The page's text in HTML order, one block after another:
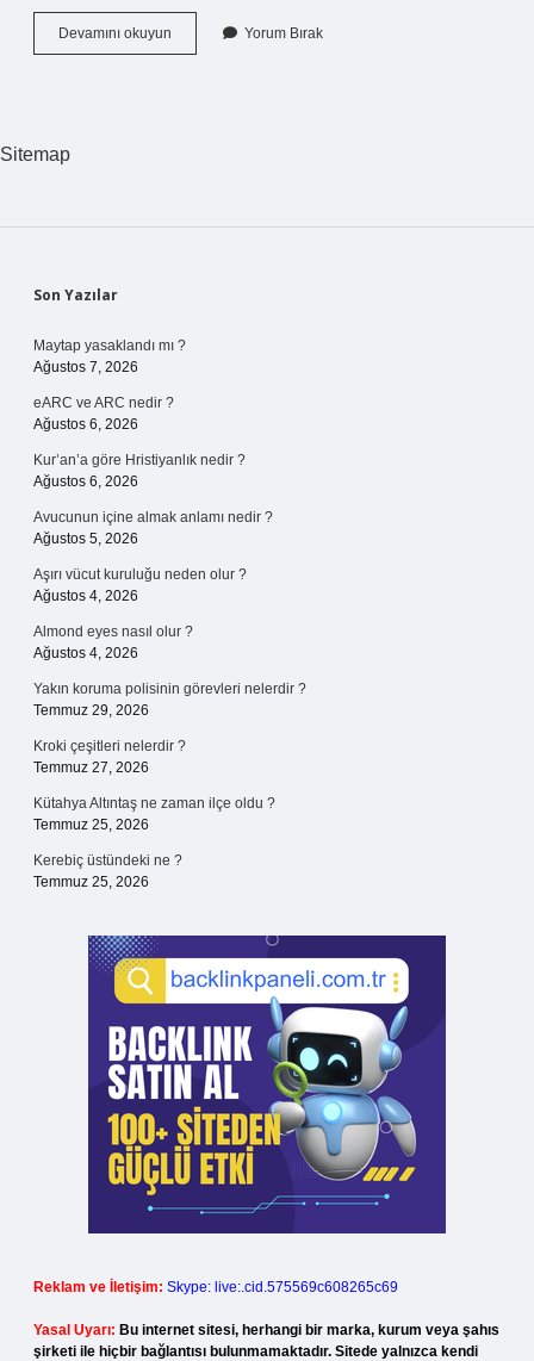
Devamını okuyun
Diş
Yorum Bırak
Sitemap
Sidebar
Son Yazılar
Maytap yasaklandı mı ?
Ağustos 7, 2026
eARC ve ARC nedir ?
Ağustos 6, 2026
Kur’an’a göre Hristiyanlık nedir ?
Ağustos 6, 2026
Avucunun içine almak anlamı nedir ?
Ağustos 5, 2026
Aşırı vücut kuruluğu neden olur ?
Ağustos 4, 2026
Almond eyes nasıl olur ?
Ağustos 4, 2026
Yakın koruma polisinin görevleri nelerdir ?
Temmuz 29, 2026
Kroki çeşitleri nelerdir ?
Temmuz 27, 2026
Kütahya Altıntaş ne zaman ilçe oldu ?
Temmuz 25, 2026
Kerebiç üstündeki ne ?
Temmuz 25, 2026
Reklam ve İletişim: Skype: live:.cid.575569c608265c69
Yasal Uyarı: Bu internet sitesi, herhangi bir marka, kurum veya şahıs
şirketi ile hiçbir bağlantısı bulunmamaktadır. Sitede yalnızca kendi